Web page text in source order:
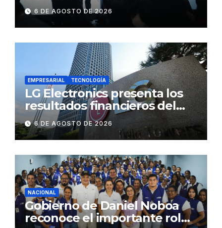
autonomía económica de las
mujeres con más de USD 45
millones en financiamiento
6 DE AGOSTO DE 2026
EMPRESARIAL TECNOLOGÍA
LG Electronics presenta los
resultados financieros del
segundo trimestre de 2026
6 DE AGOSTO DE 2026
NACIONAL
Gobierno de Daniel Noboa
reconoce el importante rol